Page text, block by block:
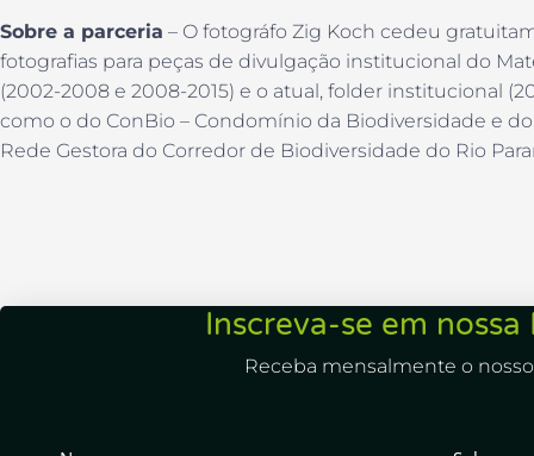
Sobre a parceria – O fotográfo Zig Koch cedeu
fotografias para peças de divulgação institucional do
(2002-2008 e 2008-2015) e o atual, folder institucional
como o do ConBio – Condomínio da Biodiversidade e
Rede Gestora do Corredor de Biodiversidade do Rio
Inscreva-se em
Receba mensalmente o